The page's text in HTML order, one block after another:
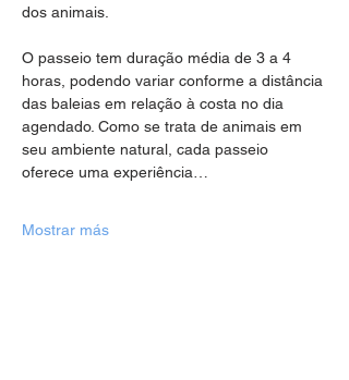
dos animais.
O passeio tem duração média de 3 a 4
horas, podendo variar conforme a distância
das baleias em relação à costa no dia
agendado. Como se trata de animais em
seu ambiente natural, cada passeio
oferece uma experiência…
Mostrar más